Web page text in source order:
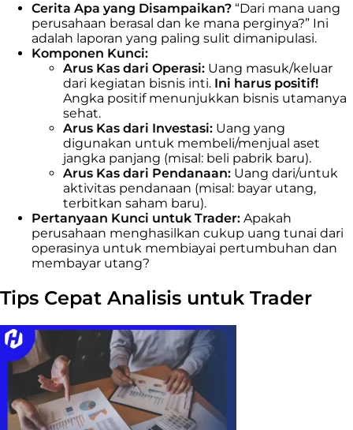
Cerita Apa yang Disampaikan? “Dari mana uang
perusahaan berasal dan ke mana perginya?” Ini
adalah laporan yang paling sulit dimanipulasi.
Komponen Kunci:
Arus Kas dari Operasi: Uang masuk/keluar
dari kegiatan bisnis inti. Ini harus positif!
Angka positif menunjukkan bisnis utamanya
sehat.
Arus Kas dari Investasi: Uang yang
digunakan untuk membeli/menjual aset
jangka panjang (misal: beli pabrik baru).
Arus Kas dari Pendanaan: Uang dari/untuk
aktivitas pendanaan (misal: bayar utang,
terbitkan saham baru).
Pertanyaan Kunci untuk Trader: Apakah
perusahaan menghasilkan cukup uang tunai dari
operasinya untuk membiayai pertumbuhan dan
membayar utang?
Tips Cepat Analisis untuk Trader